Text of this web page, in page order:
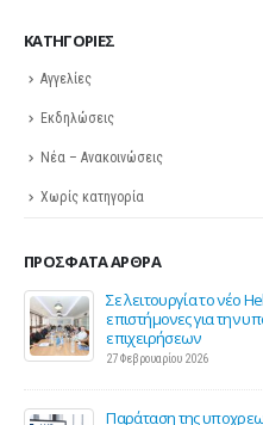
KΑΤΗΓΟΡΊΕΣ
Αγγελίες
Εκδηλώσεις
Νέα – Ανακοινώσεις
Χωρίς κατηγορία
ΠΡΌΣΦΑΤΑ ΆΡΘΡΑ
Σε λειτουργία το νέο
επιστήμονες για την
επιχειρήσεων
27 Φεβρουαρίου 2026
Παράταση της